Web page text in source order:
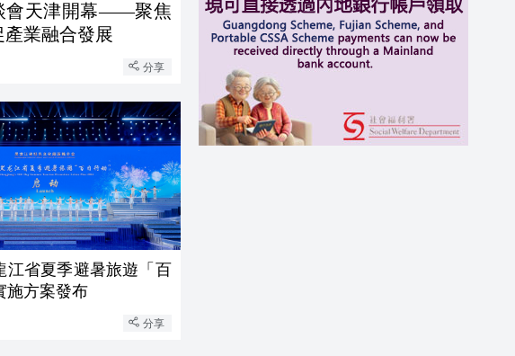
會天津開幕——聚焦
產業融合發展
分享
江省夏季避暑旅遊「百
施方案發布
分享